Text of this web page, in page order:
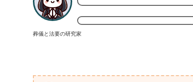
葬儀と法要の研究家